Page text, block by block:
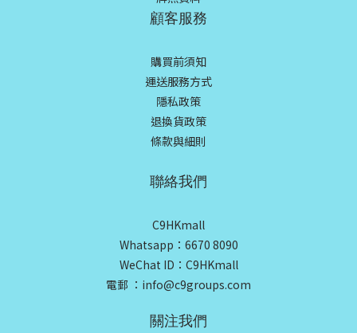
顧客服務
購買前須知
運送服務方式
隱私政策
退換貨政策
條款與細則
聯絡我們
C9HKmall
Whatsapp：6670 8090
WeChat ID：C9HKmall
電郵 ：info@c9groups.com
關注我們